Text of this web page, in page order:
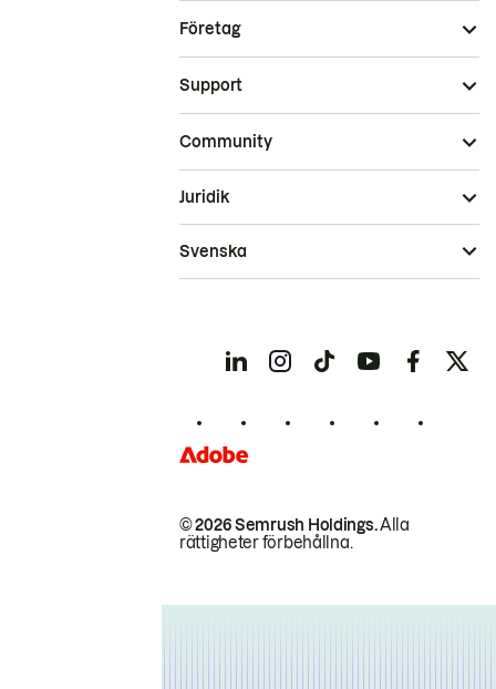
Företag
Support
Community
© 2026 Semrush Holdings.Alla
rättigheter förbehållna.
Juridik
Svenska